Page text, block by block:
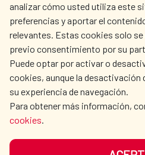
analizar cómo usted utiliza este
preferencias y aportar el
relevantes. Estas cookies solo se
previo consentimiento por su
Puede optar por activar o
cookies, aunque la desactivación
su experiencia de navegación.
Para obtener más información,
cookies.
OUR SOCIAL MEDIA